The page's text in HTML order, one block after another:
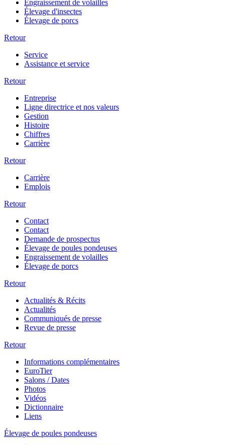
Engraissement de volailles
Élevage d'insectes
Élevage de porcs
Retour
Service
Assistance et service
Retour
Entreprise
Ligne directrice et nos valeurs
Gestion
Histoire
Chiffres
Carrière
Retour
Carrière
Emplois
Retour
Contact
Contact
Demande de prospectus
Élevage de poules pondeuses
Engraissement de volailles
Élevage de porcs
Retour
Actualités & Récits
Actualités
Communiqués de presse
Revue de presse
Retour
Informations complémentaires
EuroTier
Salons / Dates
Photos
Vidéos
Dictionnaire
Liens
Élevage de poules pondeuses